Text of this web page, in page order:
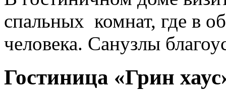
спальных комнат, где в
человека. Санузлы
Гостиница «Грин